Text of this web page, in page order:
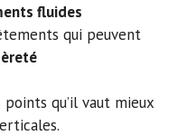
fluides
qui peuvent
qu’il vaut mieux